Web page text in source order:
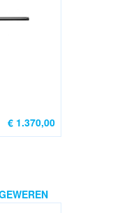
€ 1.370,00